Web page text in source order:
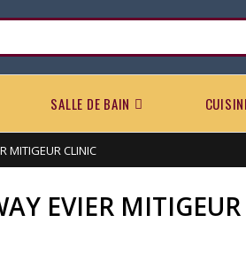
SALLE DE BAIN
MITIGEUR CLINIC
EVIER